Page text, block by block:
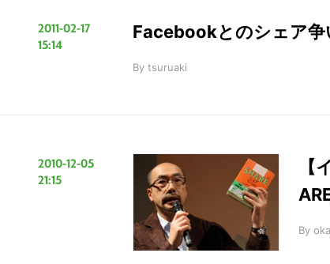
2011-02-17
15:14
Facebookとのシェア争
By tsuruaki
2010-12-05
21:15
【
By